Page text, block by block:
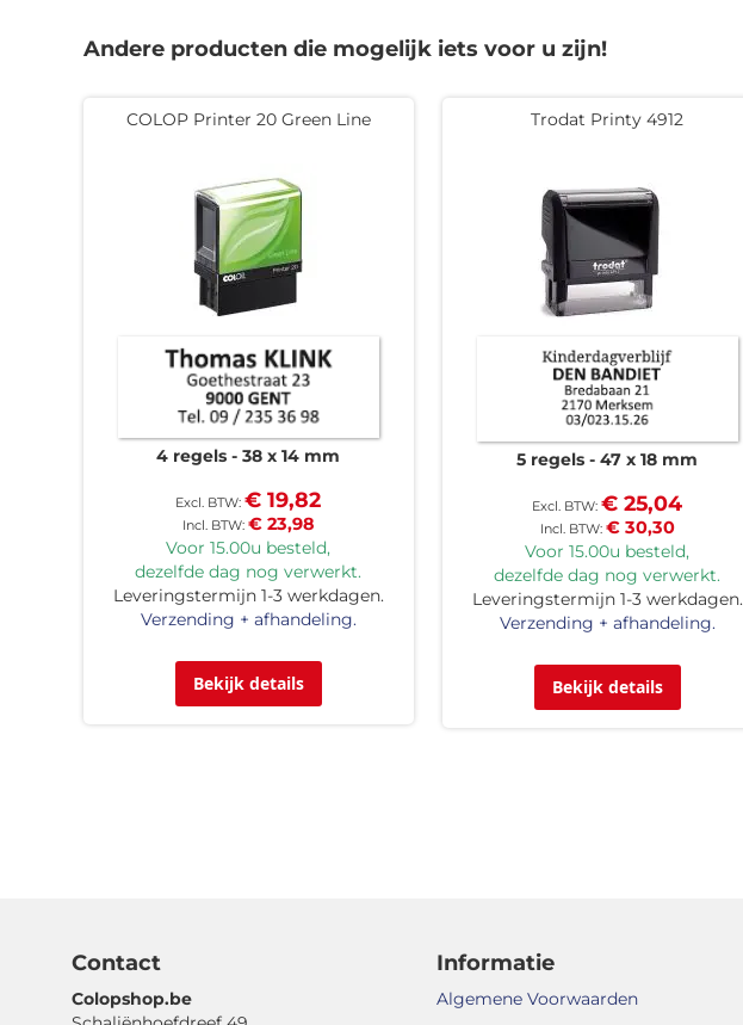
Andere producten die mogelijk iets voor u zijn!
COLOP Printer 20 Green Line
4 regels 38 x 14 mm
€ 23,98
€ 19,82
Voor 15.00u besteld,
dezelfde dag nog verwerkt.
Leveringstermijn 1-3 werkdagen.
Verzending + afhandeling.
Bekijk details
Trodat Printy 4912
5 regels 47 x 18 mm
€ 30,30
€ 25,04
Voor 15.00u besteld,
dezelfde dag nog verwerkt.
Leveringstermijn 1-3 werkdagen.
Verzending + afhandeling.
Bekijk details
Contact
Colopshop.be
Informatie
Algemene Voorwaarden